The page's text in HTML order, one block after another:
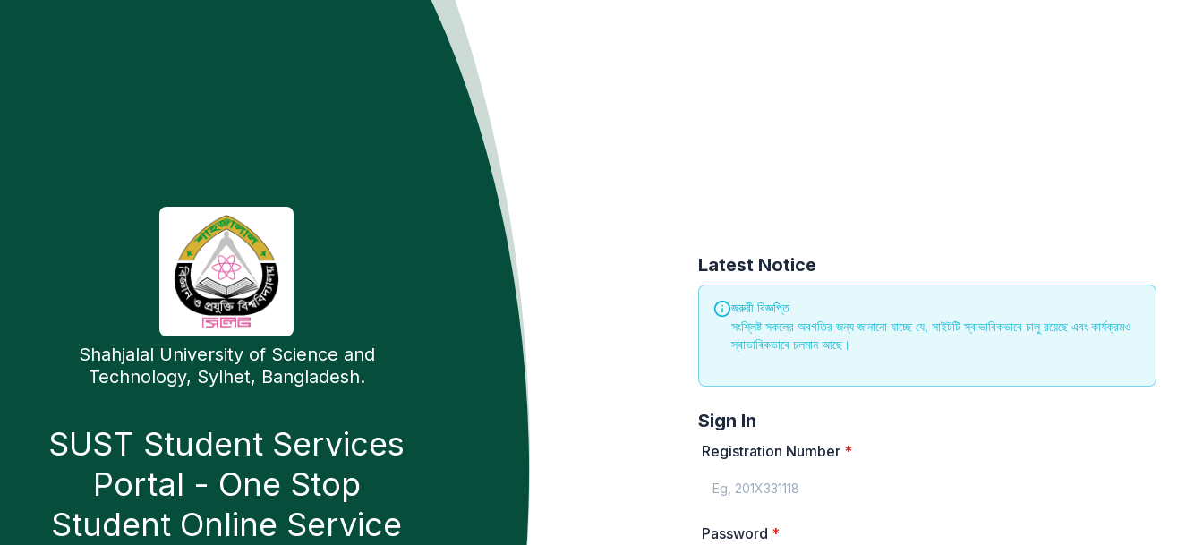
Shahjalal University of Science and
Technology, Sylhet, Bangladesh.
SUST Student Services
Portal - One Stop
Student Online Service
Latest Notice
জরুরী বিজ্ঞপ্তি
সংশ্লিষ্ট সকলের অবগতির জন্য জানানো যাচ্ছে যে, সাইটটি স্বাভাবিকভাবে চালু রয়েছে এবং কার্যক্রমও
স্বাভাবিকভাবে চলমান আছে।
Sign In
Registration Number *
Password *